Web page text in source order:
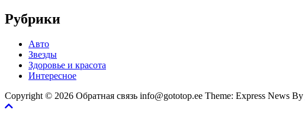
Рубрики
Авто
Звезды
Здоровье и красота
Интересное
Copyright © 2026 Обратная связь info@gototop.ee Theme: Express News By